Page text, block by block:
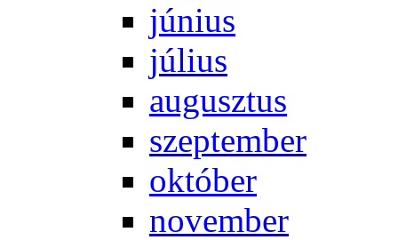
jú­ni­us
jú­li­us
au­gusz­tus
szep­tem­ber
ok­tó­ber
no­vem­ber